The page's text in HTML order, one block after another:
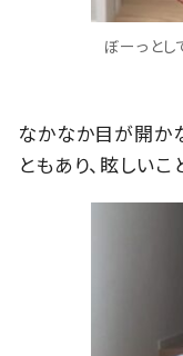
ぼーっと
なかなか目が開か
ともあり、眩しい